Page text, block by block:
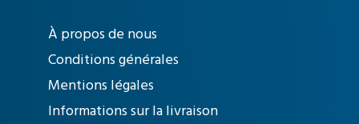
À propos de nous
Conditions générales
Mentions légales
Informations sur la livraison